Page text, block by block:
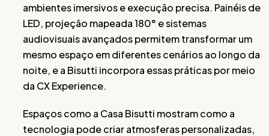
ambientes imersivos e execução precisa. Painéis de
LED, projeção mapeada 180° e sistemas
audiovisuais avançados permitem transformar um
mesmo espaço em diferentes cenários ao longo da
noite, e a Bisutti incorpora essas práticas por meio
da CX Experience.
Espaços como a Casa Bisutti mostram como a
tecnologia pode criar atmosferas personalizadas,